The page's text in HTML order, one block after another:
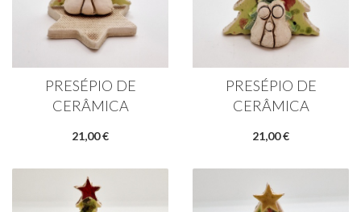
PRESÉPIO DE
CERÂMICA
21,00 €
PRESÉPIO DE
CERÂMICA
21,00 €